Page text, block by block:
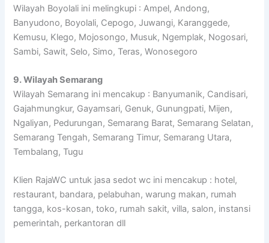
Wilayah Boyolali ini melingkupi : Ampel, Andong,
Banyudono, Boyolali, Cepogo, Juwangi, Karanggede,
Kemusu, Klego, Mojosongo, Musuk, Ngemplak, Nogosari,
Sambi, Sawit, Selo, Simo, Teras, Wonosegoro
9. Wilayah Semarang
Wilayah Semarang ini mencakup : Banyumanik, Candisari,
Gajahmungkur, Gayamsari, Genuk, Gunungpati, Mijen,
Ngaliyan, Pedurungan, Semarang Barat, Semarang Selatan,
Semarang Tengah, Semarang Timur, Semarang Utara,
Tembalang, Tugu
Klien RajaWC untuk jasa sedot wc ini mencakup : hotel,
restaurant, bandara, pelabuhan, warung makan, rumah
tangga, kos-kosan, toko, rumah sakit, villa, salon, instansi
pemerintah, perkantoran dll